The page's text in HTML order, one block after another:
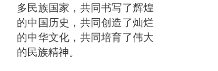
多民族国家，共同书写了辉煌
的中国历史，共同创造了灿烂
的中华文化，共同培育了伟大
的民族精神。